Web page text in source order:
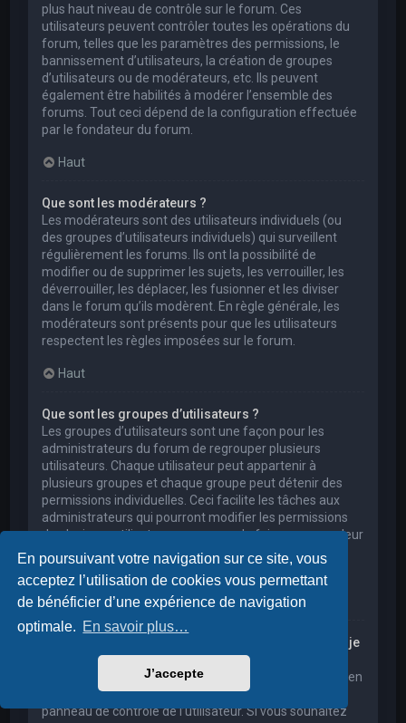
En poursuivant votre navigation sur ce site, vous
acceptez l’utilisation de cookies vous permettant
de bénéficier d’une expérience de navigation
optimale. En savoir plus…
J’accepte
plus haut niveau de contrôle sur le forum. Ces
utilisateurs peuvent contrôler toutes les opérations du
forum, telles que les paramètres des permissions, le
bannissement d’utilisateurs, la création de groupes
d’utilisateurs ou de modérateurs, etc. Ils peuvent
également être habilités à modérer l’ensemble des
forums. Tout ceci dépend de la configuration effectuée
par le fondateur du forum.
Haut
Que sont les modérateurs ?
Les modérateurs sont des utilisateurs individuels (ou
des groupes d’utilisateurs individuels) qui surveillent
régulièrement les forums. Ils ont la possibilité de
modifier ou de supprimer les sujets, les verrouiller, les
déverrouiller, les déplacer, les fusionner et les diviser
dans le forum qu’ils modèrent. En règle générale, les
modérateurs sont présents pour que les utilisateurs
respectent les règles imposées sur le forum.
Haut
Que sont les groupes d’utilisateurs ?
Les groupes d’utilisateurs sont une façon pour les
administrateurs du forum de regrouper plusieurs
utilisateurs. Chaque utilisateur peut appartenir à
plusieurs groupes et chaque groupe peut détenir des
permissions individuelles. Ceci facilite les tâches aux
administrateurs qui pourront modifier les permissions
de plusieurs utilisateurs en une seule fois, ou encore leur
accorder des pouvoirs de modération, ou bien leur
donner accès à un forum privé.
Haut
Où sont les groupes d’utilisateurs et comment puis-je
en rejoindre un ?
Vous pouvez consulter tous les groupes d’utilisateurs en
cliquant sur le lien « Groupes d’utilisateurs » depuis le
panneau de contrôle de l’utilisateur. Si vous souhaitez